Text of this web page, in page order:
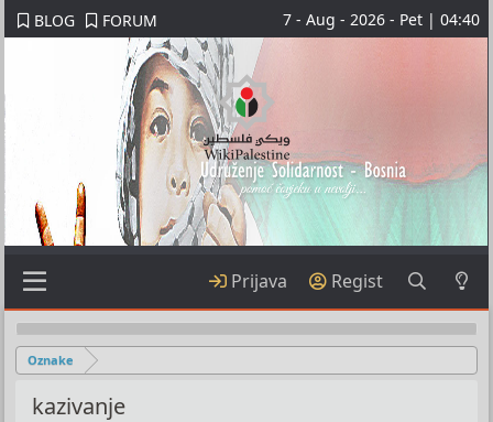
BLOG FORUM 7 - Aug - 2026 - Pet | 04:40
Prijava Regist
Oznake
kazivanje